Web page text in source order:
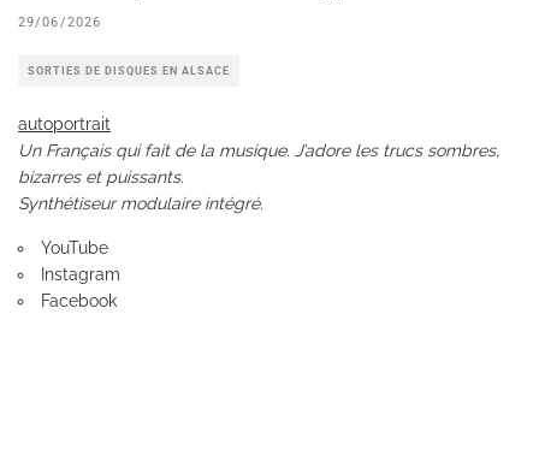
29/06/2026
SORTIES DE DISQUES EN ALSACE
autoportrait
Un Français qui fait de la musique. J’adore les trucs sombres,
bizarres et puissants.
Synthétiseur modulaire intégré.
YouTube
Instagram
Facebook